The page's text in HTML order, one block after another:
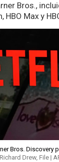
Bros.,
HBO Max y
Bros. Discovery
Drew, File |